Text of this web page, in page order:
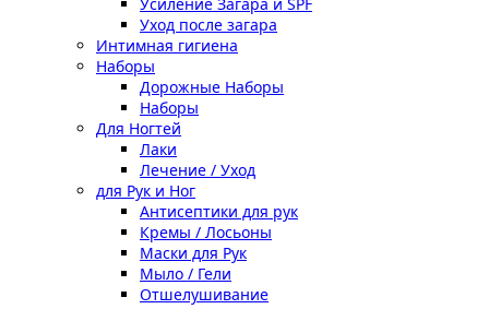
Уход после загара
Интимная гигиена
Наборы
Дорожные Наборы
Наборы
Для Ногтей
Лаки
Лечение / Уход
для Рук и Ног
Антисептики для рук
Кремы / Лосьоны
Маски для Рук
Мыло / Гели
Отшелушивание